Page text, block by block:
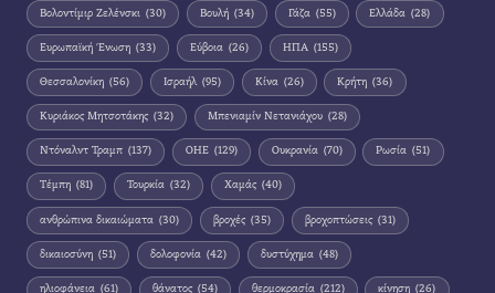
Βολοντίμιρ Ζελένσκι (30) Βουλή (34) Γάζα (55) Ελλάδα (28)
Ευρωπαϊκή Ένωση (33) Εύβοια (26) ΗΠΑ (155)
Θεσσαλονίκη (56) Ισραήλ (95) Κίνα (26) Κρήτη (36)
Κυριάκος Μητσοτάκης (32) Μπενιαμίν Νετανιάχου (28)
Ντόναλντ Τραμπ (137) ΟΗΕ (129) Ουκρανία (70) Ρωσία (51)
Τέμπη (81) Τουρκία (32) Χαμάς (40)
ανθρώπινα δικαιώματα (30) βροχές (35) βροχοπτώσεις (31)
δικαιοσύνη (51) δολοφονία (42) δυστύχημα (48)
ηλιοφάνεια (61) θάνατος (54) θερμοκρασία (212) κίνηση (26)